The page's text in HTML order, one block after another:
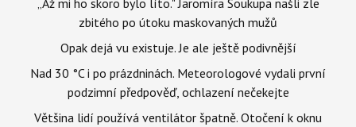
zbitého po útoku maskovaných mužů
Opak dejá vu existuje. Je ale ještě podivnější
Nad 30 °C i po prázdninách. Meteorologové vydali první
podzimní předpověď, ochlazení nečekejte
Většina lidí používá ventilátor špatně. Otočení k oknu